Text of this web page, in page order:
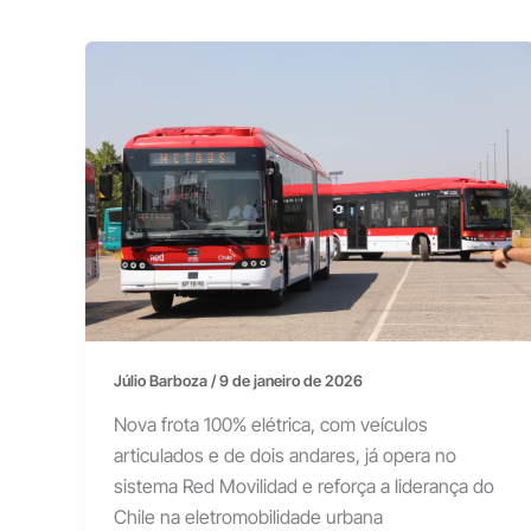
Júlio Barboza/9 de janeiro de 2026
Nova frota 100% elétrica, com veículos
articulados e de dois andares, já opera no
sistema Red Movilidad e reforça a liderança do
Chile na eletromobilidade urbana